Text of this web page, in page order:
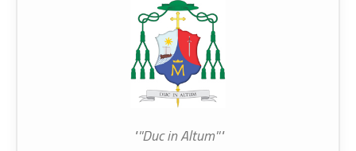
"''Duc in Altum''"